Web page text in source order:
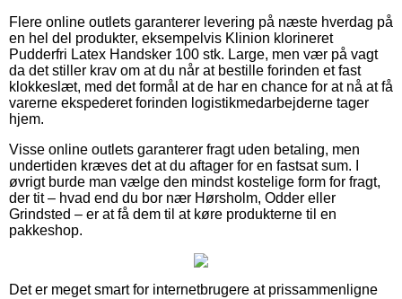
Flere online outlets garanterer levering på næste hverdag på
en hel del produkter, eksempelvis Klinion klorineret
Pudderfri Latex Handsker 100 stk. Large, men vær på vagt
da det stiller krav om at du når at bestille forinden et fast
klokkeslæt, med det formål at de har en chance for at nå at få
varerne ekspederet forinden logistikmedarbejderne tager
hjem.
Visse online outlets garanterer fragt uden betaling, men
undertiden kræves det at du aftager for en fastsat sum. I
øvrigt burde man vælge den mindst kostelige form for fragt,
der tit – hvad end du bor nær Hørsholm, Odder eller
Grindsted – er at få dem til at køre produkterne til en
pakkeshop.
Det er meget smart for internetbrugere at prissammenligne